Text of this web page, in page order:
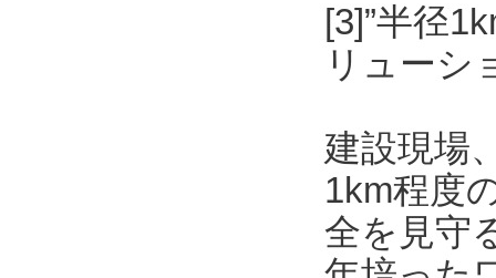
[3]”半径
リューシ
建設現場
1km程度
全を見守